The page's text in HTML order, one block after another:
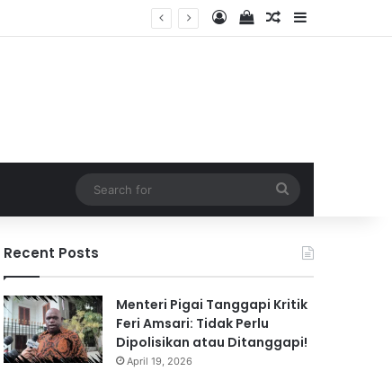
Log InView your
Random Article
Sidebar
for
Recent Posts
Menteri Pigai Tanggapi Kritik
Feri Amsari: Tidak Perlu
Dipolisikan atau Ditanggapi!
April 19, 2026